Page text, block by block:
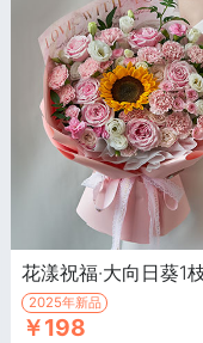
2025年新品
￥198